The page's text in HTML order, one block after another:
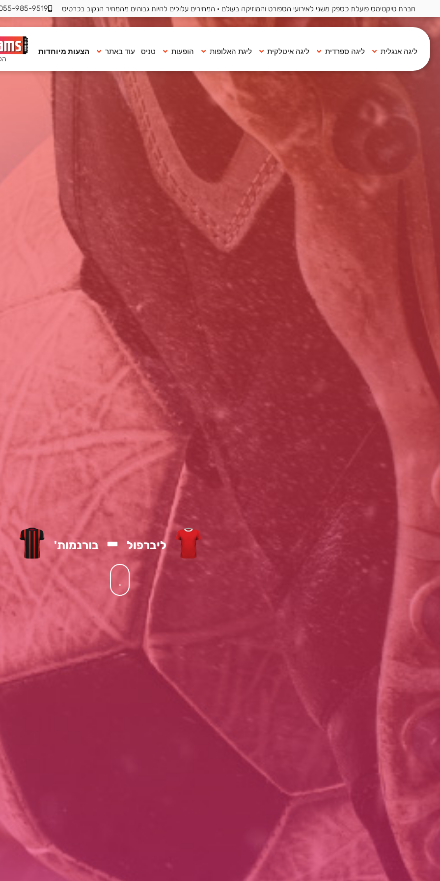
חברת טיקטימס פועלת כספק משני לאירועי הספורט והמוזיקה בעולם · המחירים עלולים להיות גבוהים מהמחיר הנקוב בכרטיס 985-9519
ליגה אנגלית ליגה ספרדית ליגה איטלקית ליגת האלופות הופעות טניס עוד באתר הצעות מיוחדות
ליברפול - בורנמות'